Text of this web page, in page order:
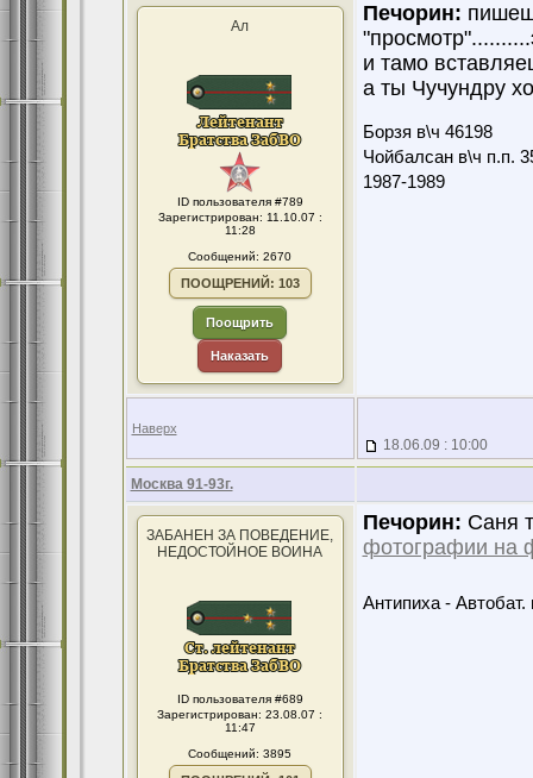
Ал
ID пользователя #789
Зарегистрирован: 11.10.07 :
11:28
Сообщений: 2670
ПООЩРЕНИЙ: 103
Поощрить
Наказать
Печорин:
и тамо
а ты Чучундру
Борзя в\ч 46198
Чойбалсан в\ч п.п.
1987-1989
Наверх
18.06.09 : 10:00
Москва 91-93г.
ЗАБАНЕН ЗА ПОВЕДЕНИЕ,
НЕДОСТОЙНОЕ ВОИНА
ID пользователя #689
Зарегистрирован: 23.08.07 :
11:47
Сообщений: 3895
Печорин: Саня
фотографии на
Антипиха - Автобат.